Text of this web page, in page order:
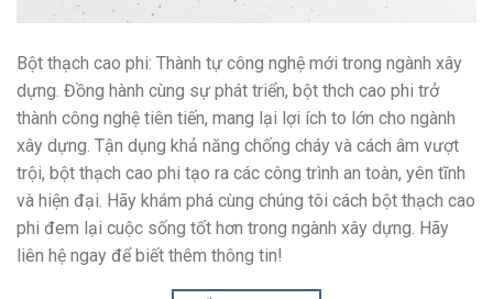
Bột thạch cao phi: Thành tự công nghệ mới trong ngành xây
dựng. Đồng hành cùng sự phát triển, bột thch cao phi trở
thành công nghệ tiên tiến, mang lại lợi ích to lớn cho ngành
xây dựng. Tận dụng khả năng chống cháy và cách âm vượt
trội, bột thạch cao phi tạo ra các công trình an toàn, yên tĩnh
và hiện đại. Hãy khám phá cùng chúng tôi cách bột thạch cao
phi đem lại cuộc sống tốt hơn trong ngành xây dựng. Hãy
liên hệ ngay để biết thêm thông tin!